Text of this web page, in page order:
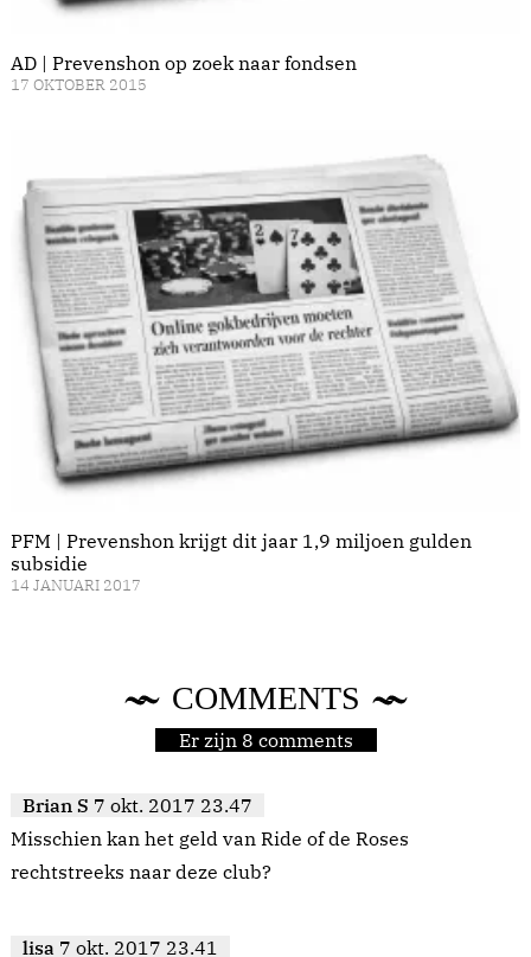
AD | Prevenshon op zoek naar fondsen
17 OKTOBER 2015
PFM | Prevenshon krijgt dit jaar 1,9 miljoen gulden
subsidie
14 JANUARI 2017
COMMENTS
Er zijn 8 comments
Brian S 7 okt. 2017 23.47
Misschien kan het geld van Ride of de Roses
rechtstreeks naar deze club?
lisa 7 okt. 2017 23.41